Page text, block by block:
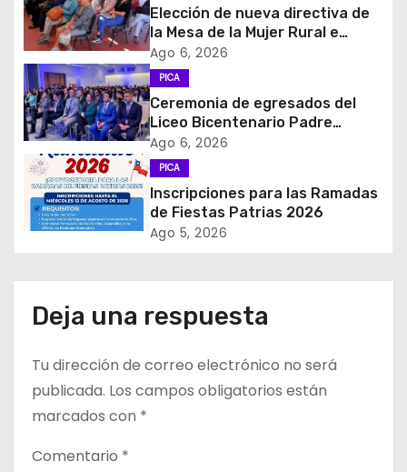
c
i
ó
n
d
e
t
r
a
Elección de nueva directiva de
la Mesa de la Mujer Rural e
Indigena
Ago 6, 2026
PICA
Ceremonia de egresados del
Liceo Bicentenario Padre
Alberto Hurtado a la industria
minera
Ago 6, 2026
PICA
Inscripciones para las Ramadas
de Fiestas Patrias 2026
Ago 5, 2026
Deja una respuesta
Tu dirección de correo electrónico no será
publicada. Los campos obligatorios están
marcados con *
Comentario *